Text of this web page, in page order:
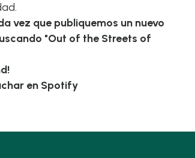
vez que publiquemos un nuevo
"Out of the Streets of
en Spotify